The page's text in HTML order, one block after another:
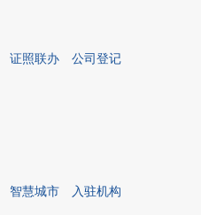
证照联办
公司登记
智慧城市 入驻机构